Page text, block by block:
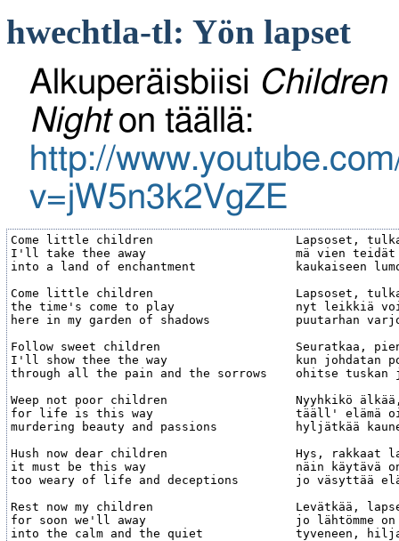
hwechtla-tl: Yön lapset
Alkuperäisbiisi Children
Nighton täällä:
http://
v=jW5n3k2VgZE
Come little children                    Lapsoset,
I'll take thee away                     mä vien teidät
into a land of enchantment              kaukaiseen
Come little children                    Lapsoset,
the time's come to play                 nyt leikkiä
here in my garden of shadows            puutarhan
Follow sweet children                   Seuratkaa,
I'll show thee the way                  kun johdatan
through all the pain and the sorrows    ohitse tuskan
Weep not poor children                  Nyyhkikö
for life is this way                    tääll' elämä
murdering beauty and passions           hyljätkää
Hush now dear children                  Hys, rakkaat
it must be this way                     näin käytävä
too weary of life and deceptions        jo väsyttää
Rest now my children                    Levätkää,
for soon we'll away                     jo lähtömme on
into the calm and the quiet             tyveneen,